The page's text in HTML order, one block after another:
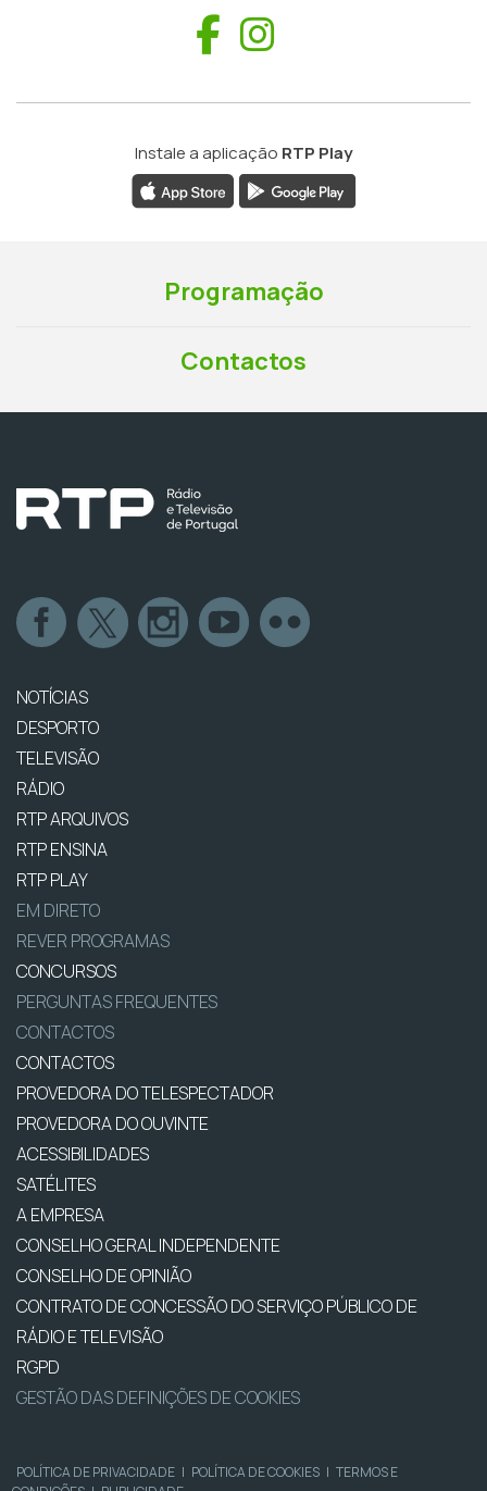
Facebook
Instale a aplicação RTP Play
Programação
Contactos
NOTÍCIAS
DESPORTO
TELEVISÃO
RÁDIO
RTP ARQUIVOS
RTP ENSINA
RTP PLAY
EM DIRETO
REVER PROGRAMAS
CONCURSOS
PERGUNTAS FREQUENTES
CONTACTOS
CONTACTOS
PROVEDORA DO TELESPECTADOR
PROVEDORA DO OUVINTE
ACESSIBILIDADES
SATÉLITES
A EMPRESA
CONSELHO GERAL INDEPENDENTE
CONSELHO DE OPINIÃO
CONTRATO DE CONCESSÃO DO SERVIÇO PÚBLICO DE
RÁDIO E TELEVISÃO
RGPD
GESTÃO DAS DEFINIÇÕES DE COOKIES
POLÍTICA DE PRIVACIDADE | POLÍTICA DE COOKIES | TERMOS E